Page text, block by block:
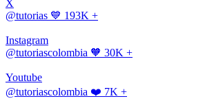
X
@tutorias 💙 193K +
Instagram
@tutoriascolombia 🧡 30K +
Youtube
@tutoriascolombia ❤️ 7K +